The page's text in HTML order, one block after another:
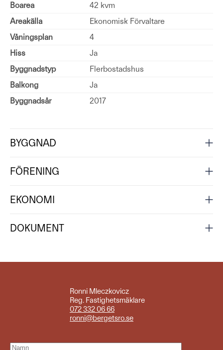
Boarea
42 kvm
Areakälla
Ekonomisk Förvaltare
Våningsplan
4
Hiss
Ja
Byggnadstyp
Flerbostadshus
Balkong
Ja
Byggnadsår
2017
BYGGNAD
FÖRENING
EKONOMI
DOKUMENT
Ronni Mleczkovicz
Reg. Fastighetsmäklare
072 332 06 66
ronni@bergetsro.se